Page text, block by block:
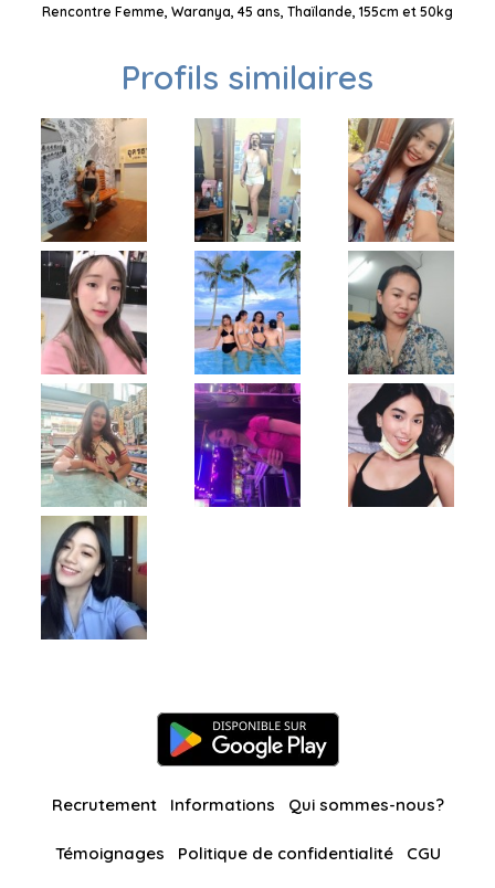
Rencontre Femme, Waranya, 45 ans, Thaïlande, 155cm et 50kg
Profils similaires
Recrutement Informations Qui sommes-nous?
Témoignages Politique de confidentialité CGU